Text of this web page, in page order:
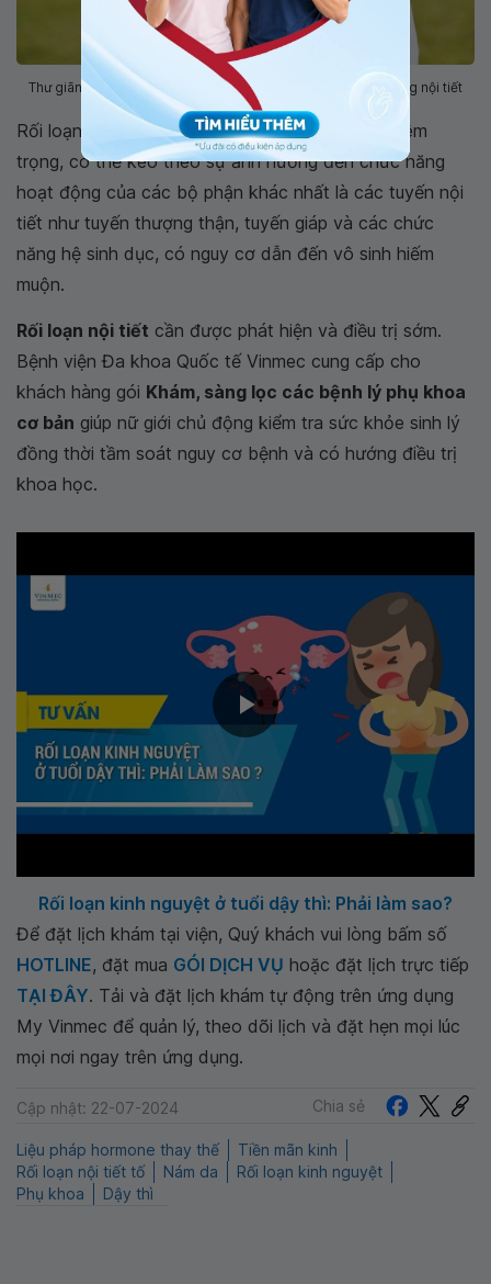
Thư giãn và tạo lối sống lành mạnh sẽ góp phần làm cân bằng nội tiết
Rối loạn nội tiết là một trong những vấn đề nghiêm
trọng, có thể kéo theo sự ảnh hưởng đến chức năng
hoạt động của các bộ phận khác nhất là các tuyến nội
tiết như tuyến thượng thận, tuyến giáp và các chức
năng hệ sinh dục, có nguy cơ dẫn đến vô sinh hiếm
muộn.
Rối loạn nội tiết cần được phát hiện và điều trị sớm.
Bệnh viện Đa khoa Quốc tế Vinmec cung cấp cho
khách hàng gói Khám, sàng lọc các bệnh lý phụ khoa
cơ bản giúp nữ giới chủ động kiểm tra sức khỏe sinh lý
đồng thời tầm soát nguy cơ bệnh và có hướng điều trị
khoa học.
Rối loạn kinh nguyệt ở tuổi dậy thì: Phải làm sao?
Để đặt lịch khám tại viện, Quý khách vui lòng bấm số
HOTLINE, đặt mua GÓI DỊCH VỤ hoặc đặt lịch trực tiếp
TẠI ĐÂY. Tải và đặt lịch khám tự động trên ứng dụng
My Vinmec để quản lý, theo dõi lịch và đặt hẹn mọi lúc
mọi nơi ngay trên ứng dụng.
Cập nhật: 22-07-2024 Chia sẻ
Liệu pháp hormone thay thế
Tiền mãn kinh
Rối loạn nội tiết tố
Nám da
Rối loạn kinh nguyệt
Phụ khoa
Dậy thì